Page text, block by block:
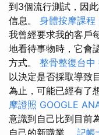
到3個流行測試，因
信息。 身體按摩課程
我曾經要求我的客戶
地看待事物時，它會
方式。 整骨整復台中
以決定是否採取導致
為止，可能已經有了
摩證照 GOOGLE
意識到自己比到目前
自己的新職業。 記帳